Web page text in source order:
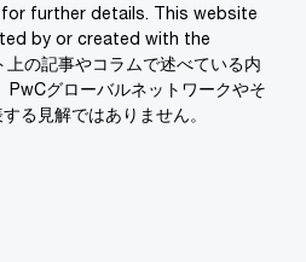
further details. This website
by or created with the
の記事やコラムで述べている内
グローバルネットワークやそ
る見解ではありません。